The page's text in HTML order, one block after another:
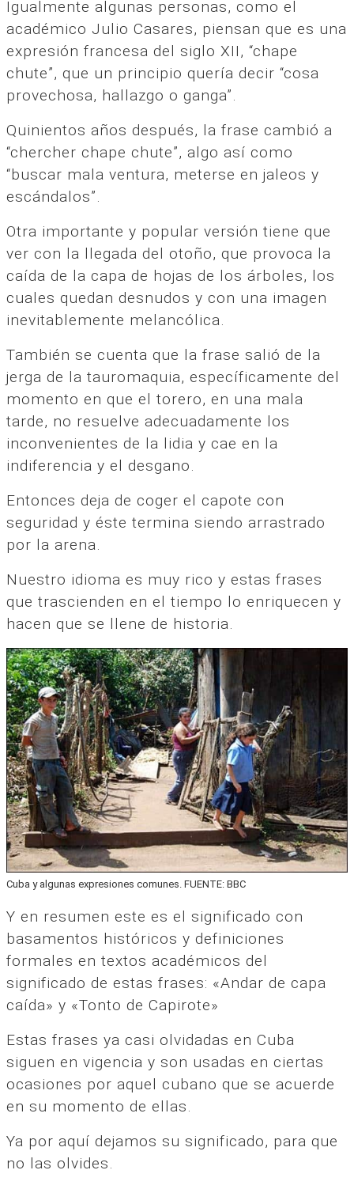
Igualmente algunas personas, como el
académico Julio Casares, piensan que es una
expresión francesa del siglo XII, “chape
chute”, que un principio quería decir “cosa
provechosa, hallazgo o ganga”.
Quinientos años después, la frase cambió a
“chercher chape chute”, algo así como
“buscar mala ventura, meterse en jaleos y
escándalos”.
Otra importante y popular versión tiene que
ver con la llegada del otoño, que provoca la
caída de la capa de hojas de los árboles, los
cuales quedan desnudos y con una imagen
inevitablemente melancólica.
También se cuenta que la frase salió de la
jerga de la tauromaquia, específicamente del
momento en que el torero, en una mala
tarde, no resuelve adecuadamente los
inconvenientes de la lidia y cae en la
indiferencia y el desgano.
Entonces deja de coger el capote con
seguridad y éste termina siendo arrastrado
por la arena.
Nuestro idioma es muy rico y estas frases
que trascienden en el tiempo lo enriquecen y
hacen que se llene de historia.
Cuba y algunas expresiones comunes. FUENTE: BBC
Y en resumen este es el significado con
basamentos históricos y definiciones
formales en textos académicos del
significado de estas frases: «Andar de capa
caída» y «Tonto de Capirote»
Estas frases ya casi olvidadas en Cuba
siguen en vigencia y son usadas en ciertas
ocasiones por aquel cubano que se acuerde
en su momento de ellas.
Ya por aquí dejamos su significado, para que
no las olvides.